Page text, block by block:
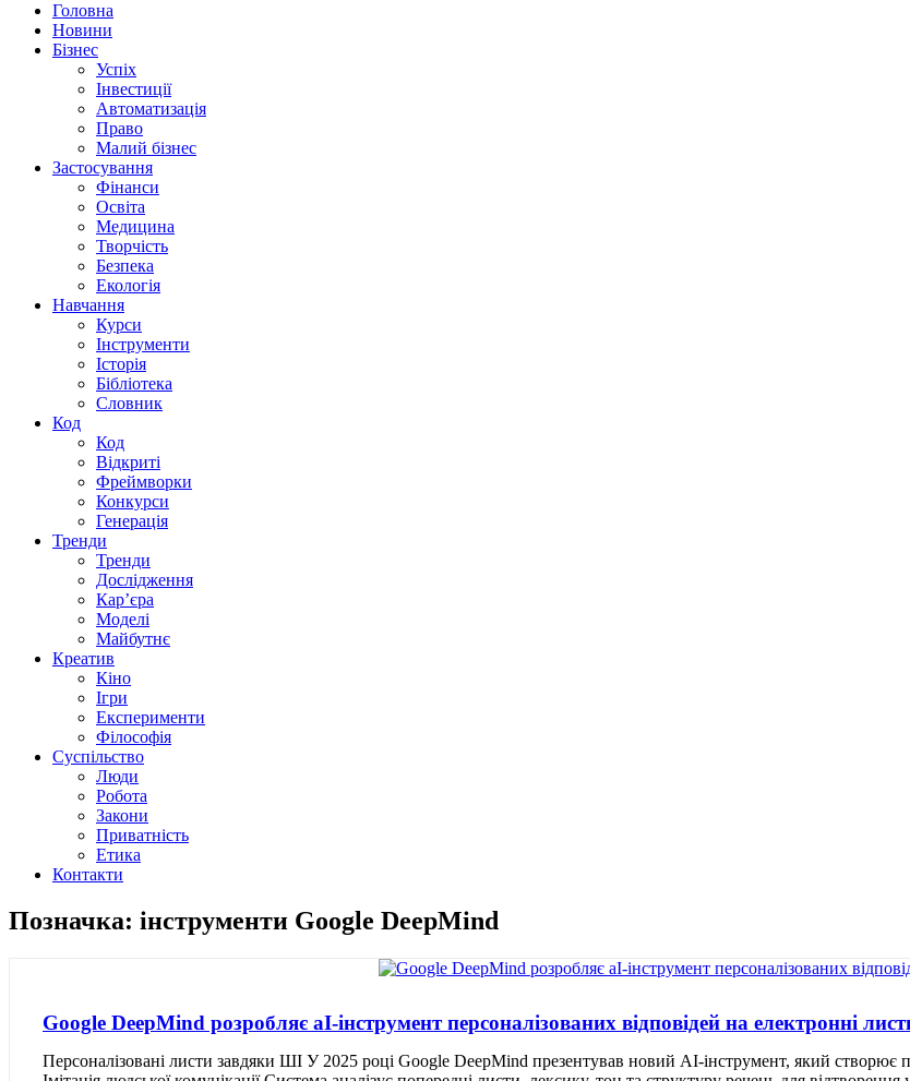
Головна
Новини
Бізнес
Успіх
Інвестиції
Автоматизація
Право
Малий бізнес
Застосування
Фінанси
Освіта
Медицина
Творчість
Безпека
Екологія
Навчання
Курси
Інструменти
Історія
Бібліотека
Словник
Код
Код
Відкриті
Фреймворки
Конкурси
Генерація
Тренди
Тренди
Дослідження
Кар’єра
Моделі
Майбутнє
Креатив
Кіно
Ігри
Експерименти
Філософія
Суспільство
Люди
Робота
Закони
Приватність
Етика
Контакти
Позначка: інструменти Google DeepMind
Google DeepMind розробляє aI-інструмент персоналізованих відповідей на електронні
Персоналізовані листи завдяки ШІ У 2025 році Google DeepMind презентував новий АІ-інструмент, який створює